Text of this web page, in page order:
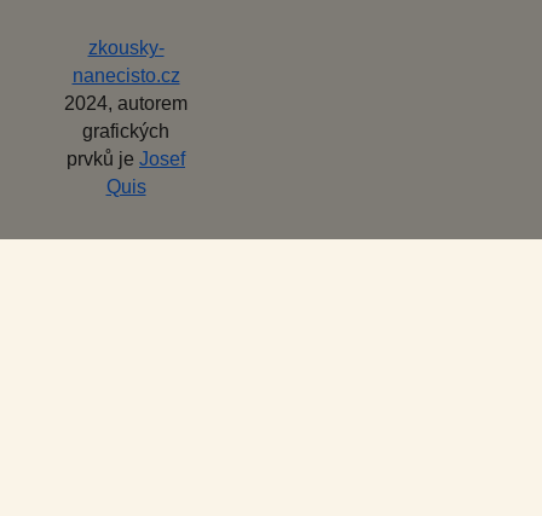
zkousky-
nanecisto.cz
2024, autorem
grafických
prvků je Josef
Quis